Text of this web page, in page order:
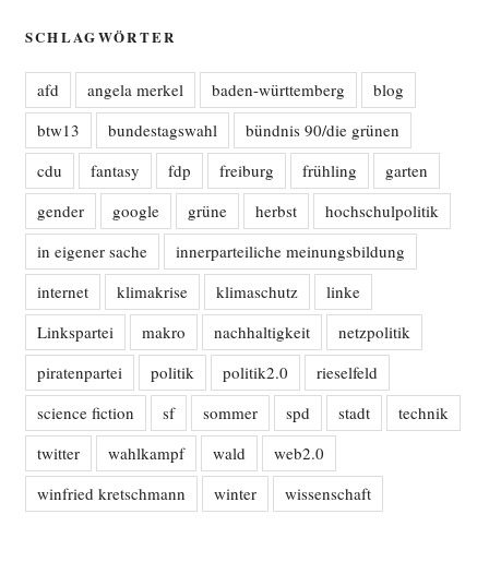
SCHLAGWÖRTER
afd angela merkel baden-württemberg
blog
btw13
bundestagswahl
bündnis 90/die grünen
cdu
fantasy fdp freiburg frühling
garten
gender
google grüne herbst
hochschulpolitik
in eigener sache
innerparteiliche meinungsbildung
internet
klimakrise klimaschutz
linke
Linkspartei
makro nachhaltigkeit
netzpolitik
piratenpartei
politik politik2.0
rieselfeld
science fiction
sf sommer spd stadt
technik
twitter
wahlkampf wald
web2.0
winfried kretschmann
winter wissenschaft